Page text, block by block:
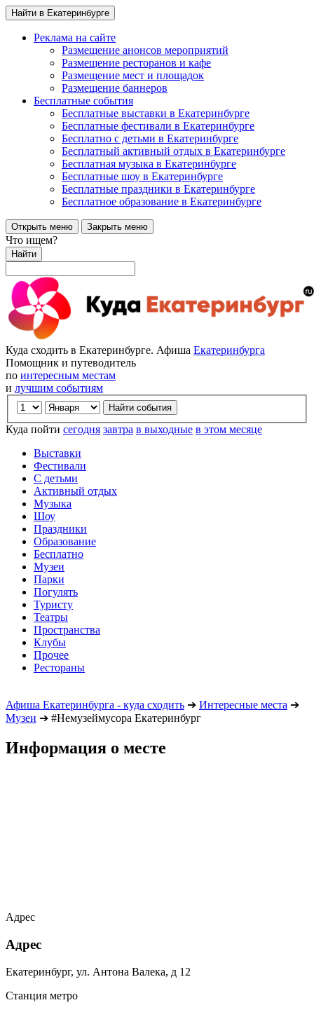
Найти в Екатеринбурге
Реклама на сайте
Размещение анонсов мероприятий
Размещение ресторанов и кафе
Размещение мест и площадок
Размещение баннеров
Бесплатные события
Бесплатные выставки в Екатеринбурге
Бесплатные фестивали в Екатеринбурге
Бесплатно с детьми в Екатеринбурге
Бесплатный активный отдых в Екатеринбурге
Бесплатная музыка в Екатеринбурге
Бесплатные шоу в Екатеринбурге
Бесплатные праздники в Екатеринбурге
Бесплатное образование в Екатеринбурге
Открыть меню Закрыть меню
Что ищем?
Найти
Куда сходить в Екатеринбурге. Афиша Екатеринбурга
Помощник и путеводитель
по интересным местам
и лучшим событиям
Куда пойти сегодня завтра в выходные в этом месяце
Выставки
Фестивали
С детьми
Активный отдых
Музыка
Шоу
Праздники
Образование
Бесплатно
Музеи
Парки
Погулять
Туристу
Театры
Пространства
Клубы
Прочее
Рестораны
Афиша Екатеринбурга - куда сходить ➔ Интересные места ➔
Музеи ➔ #Немузеймусора Екатеринбург
Информация о месте
Адрес
Адрес
Екатеринбург, ул. Антона Валека, д 12
Станция метро